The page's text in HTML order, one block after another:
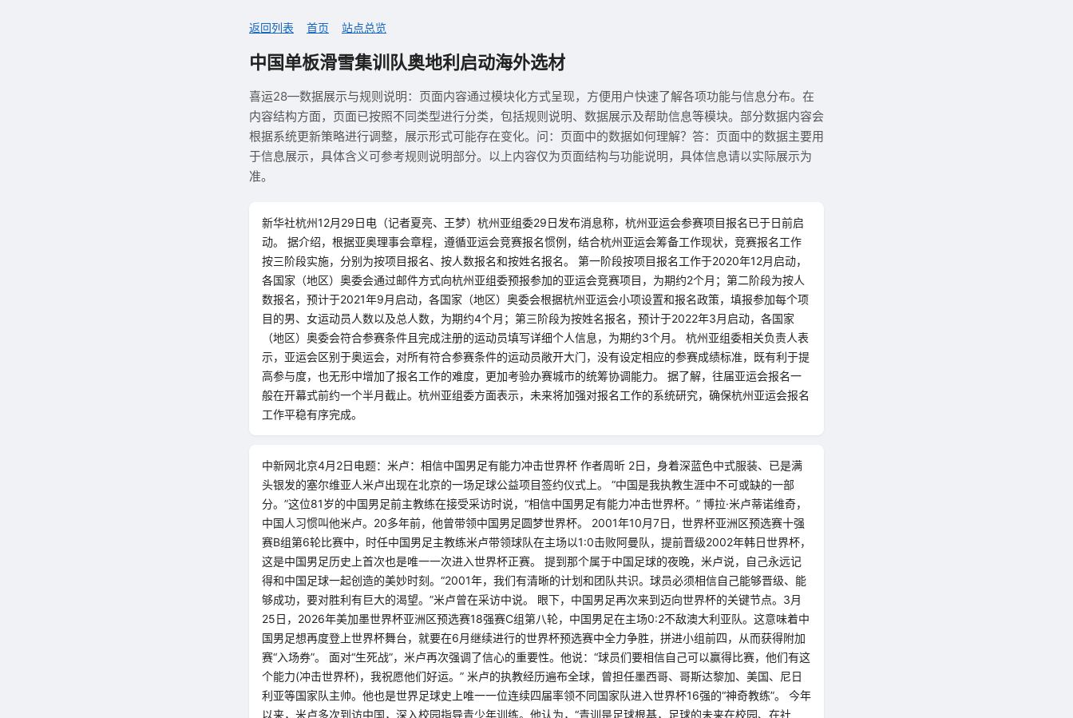
返回列表 首页 站点总览
中国单板滑雪集训队奥地利启动海外选材
喜运28—数据展示与规则说明：页面内容通过模块化方式呈现，方便用户快速了解各项功能与信息分布。在
内容结构方面，页面已按照不同类型进行分类，包括规则说明、数据展示及帮助信息等模块。部分数据内容会
根据系统更新策略进行调整，展示形式可能存在变化。问：页面中的数据如何理解？答：页面中的数据主要用
于信息展示，具体含义可参考规则说明部分。以上内容仅为页面结构与功能说明，具体信息请以实际展示为
准。
新华社杭州12月29日电（记者夏亮、王梦）杭州亚组委29日发布消息称，杭州亚运会参赛项目报名已于日前启
动。 据介绍，根据亚奥理事会章程，遵循亚运会竞赛报名惯例，结合杭州亚运会筹备工作现状，竞赛报名工作
按三阶段实施，分别为按项目报名、按人数报名和按姓名报名。 第一阶段按项目报名工作于2020年12月启动，
各国家（地区）奥委会通过邮件方式向杭州亚组委预报参加的亚运会竞赛项目，为期约2个月；第二阶段为按人
数报名，预计于2021年9月启动，各国家（地区）奥委会根据杭州亚运会小项设置和报名政策，填报参加每个项
目的男、女运动员人数以及总人数，为期约4个月；第三阶段为按姓名报名，预计于2022年3月启动，各国家
（地区）奥委会符合参赛条件且完成注册的运动员填写详细个人信息，为期约3个月。 杭州亚组委相关负责人表
示，亚运会区别于奥运会，对所有符合参赛条件的运动员敞开大门，没有设定相应的参赛成绩标准，既有利于提
高参与度，也无形中增加了报名工作的难度，更加考验办赛城市的统筹协调能力。 据了解，往届亚运会报名一
般在开幕式前约一个半月截止。杭州亚组委方面表示，未来将加强对报名工作的系统研究，确保杭州亚运会报名
工作平稳有序完成。
中新网北京4月2日电题：米卢：相信中国男足有能力冲击世界杯 作者周昕 2日，身着深蓝色中式服装、已是满
头银发的塞尔维亚人米卢出现在北京的一场足球公益项目签约仪式上。 “中国是我执教生涯中不可或缺的一部
分。”这位81岁的中国男足前主教练在接受采访时说，“相信中国男足有能力冲击世界杯。” 博拉·米卢蒂诺维奇，
中国人习惯叫他米卢。20多年前，他曾带领中国男足圆梦世界杯。 2001年10月7日，世界杯亚洲区预选赛十强
赛B组第6轮比赛中，时任中国男足主教练米卢带领球队在主场以1:0击败阿曼队，提前晋级2002年韩日世界杯，
这是中国男足历史上首次也是唯一一次进入世界杯正赛。 提到那个属于中国足球的夜晚，米卢说，自己永远记
得和中国足球一起创造的美妙时刻。“2001年，我们有清晰的计划和团队共识。球员必须相信自己能够晋级、能
够成功，要对胜利有巨大的渴望。”米卢曾在采访中说。 眼下，中国男足再次来到迈向世界杯的关键节点。3月
25日，2026年美加墨世界杯亚洲区预选赛18强赛C组第八轮，中国男足在主场0:2不敌澳大利亚队。这意味着中
国男足想再度登上世界杯舞台，就要在6月继续进行的世界杯预选赛中全力争胜，拼进小组前四，从而获得附加
赛“入场券”。 面对“生死战”，米卢再次强调了信心的重要性。他说：“球员们要相信自己可以赢得比赛，他们有这
个能力(冲击世界杯)，我祝愿他们好运。” 米卢的执教经历遍布全球，曾担任墨西哥、哥斯达黎加、美国、尼日
利亚等国家队主帅。他也是世界足球史上唯一一位连续四届率领不同国家队进入世界杯16强的“神奇教练”。 今年
以来，米卢多次到访中国，深入校园指导青少年训练。他认为，“青训是足球根基，足球的未来在校园、在社